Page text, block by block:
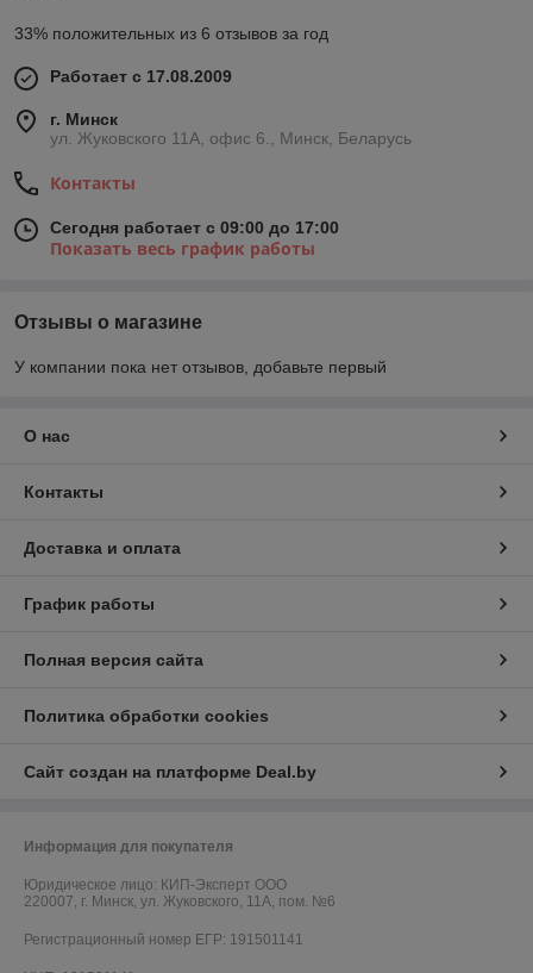
33% положительных из 6 отзывов за год
Работает с 17.08.2009
г. Минск
ул. Жуковского 11А, офис 6., Минск, Беларусь
Контакты
Сегодня работает с 09:00 до 17:00
Показать весь график работы
Отзывы о магазине
У компании пока нет отзывов, добавьте первый
О нас
Контакты
Доставка и оплата
График работы
Полная версия сайта
Политика обработки cookies
Сайт создан на платформе Deal.by
Информация для покупателя
Юридическое лицо: КИП-Эксперт ООО
220007, г. Минск, ул. Жуковского, 11А, пом. №6
Регистрационный номер ЕГР: 191501141